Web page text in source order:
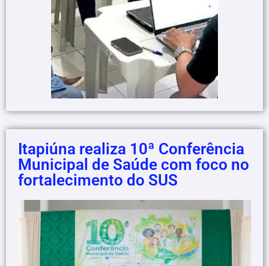
Itapiúna realiza 10ª Conferência
Municipal de Saúde com foco no
fortalecimento do SUS